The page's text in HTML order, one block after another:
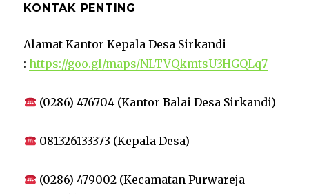
KONTAK PENTING
Alamat Kantor Kepala Desa Sirkandi
:https://goo.gl/maps/NLTVQkmtsU3HGQLq7
(0286) 476704 (Kantor Balai Desa Sirkandi)
081326133373 (Kepala Desa)
(0286) 479002 (Kecamatan Purwareja